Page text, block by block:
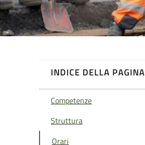
INDICE DELLA PAGINA
Competenze
Struttura
Orari